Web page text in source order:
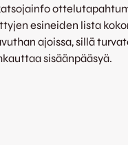
esineiden lista
ajoissa, sillä
sisäänpääsyä.